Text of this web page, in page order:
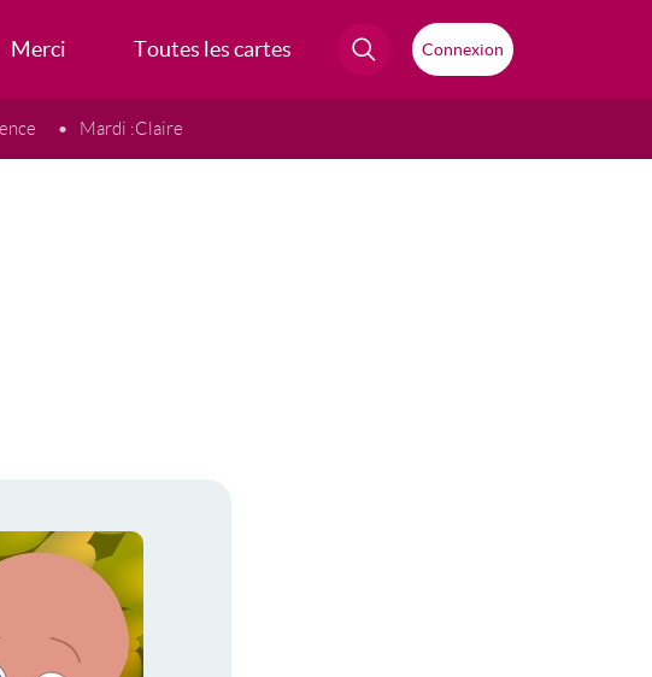
Merci Toutes les cartes Connexion
Mardi :Claire